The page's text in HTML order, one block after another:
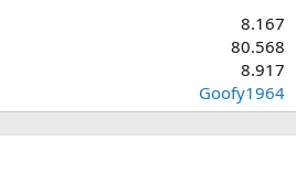
8.167
80.568
8.917
Goofy1964